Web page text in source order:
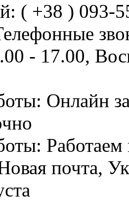
( +38 ) 093-
- 17.00,
Онлайн
Работаем
почта,